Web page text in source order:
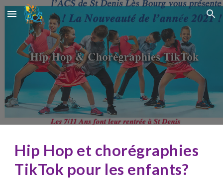
Skip to main content Skip to navigation
Hip Hop et chorégraphies
TikTok pour les enfants?